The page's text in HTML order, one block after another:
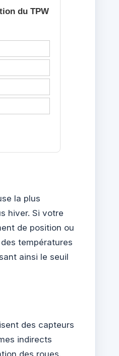
du TPW
la plus
hiver. Si votre
de position ou
températures
ainsi le seuil
des capteurs
indirects
des roues.